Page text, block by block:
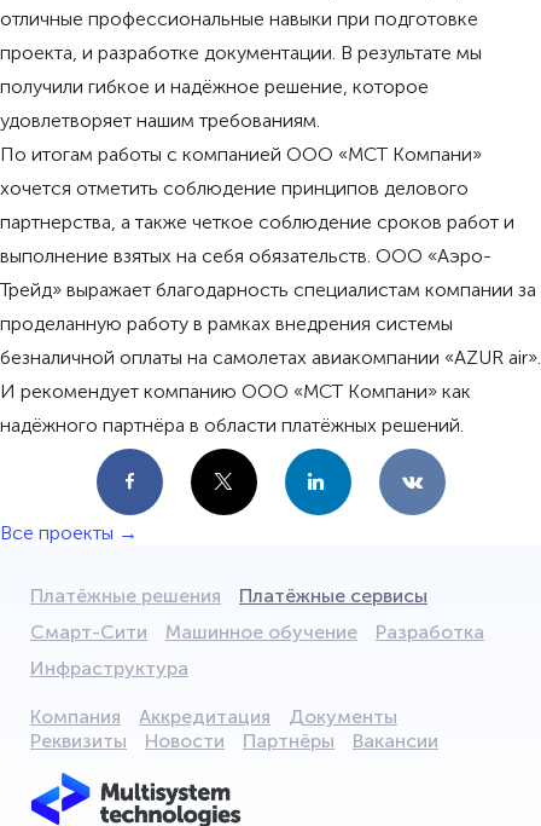
отличные профессиональные навыки при подготовке
проекта, и разработке документации. В результате мы
получили гибкое и надёжное решение, которое
удовлетворяет нашим требованиям.
По итогам работы с компанией ООО «МСТ Компани»
хочется отметить соблюдение принципов делового
партнерства, а также четкое соблюдение сроков работ и
выполнение взятых на себя обязательств. ООО «Аэро-
Трейд» выражает благодарность специалистам компании за
проделанную работу в рамках внедрения системы
безналичной оплаты на самолетах авиакомпании «AZUR air».
И рекомендует компанию ООО «МСТ Компани» как
надёжного партнёра в области платёжных решений.
Facebook X LinkedIn VKontakte
Все проекты →
Платёжные решения
Платёжные сервисы
Смарт-Сити
Машинное обучение
Разработка
Инфраструктура
Компания Аккредитация
Документы
Реквизиты
Новости Партнёры Вакансии